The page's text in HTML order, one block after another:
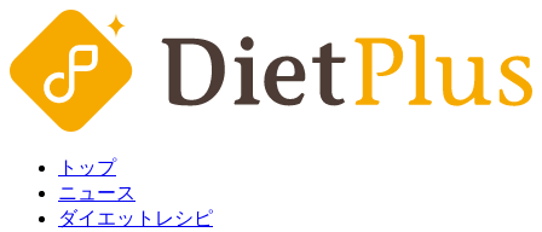
トップ
ニュース
ダイエットレシピ